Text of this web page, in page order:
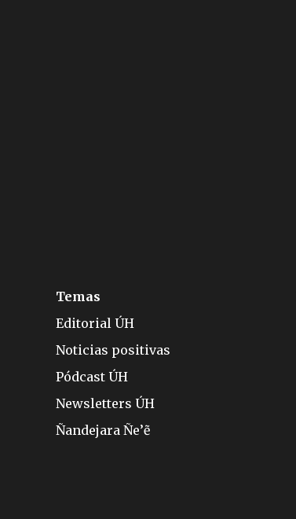
Temas
Editorial ÚH
Noticias positivas
Pódcast ÚH
Newsletters ÚH
Ñandejara Ñe’ẽ